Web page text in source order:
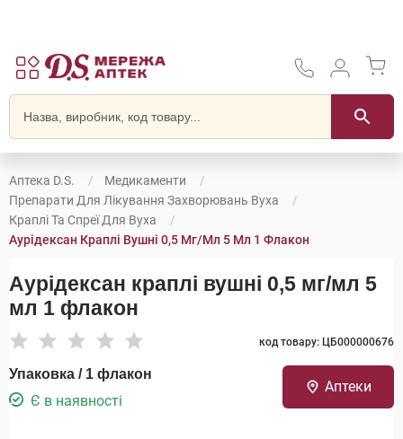
Аптека D.S.
Медикаменти
Препарати Для Лікування Захворювань Вуха
Краплі Та Спреї Для Вуха
Аурiдексан Краплі Вушні 0,5 Мг/мл 5 Мл 1 Флакон
Аурiдексан краплі вушні 0,5 мг/мл 5
мл 1 флакон
код товару: ЦБ000000676
Упаковка / 1 флакон
Є в наявності
Аптеки